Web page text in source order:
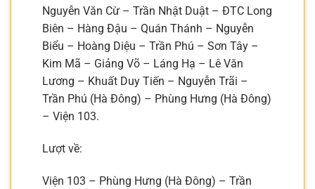
Nguyễn Văn Cừ – Trần Nhật Duật – ĐTC Long
Biên – Hàng Đậu – Quán Thánh – Nguyễn
Biểu – Hoàng Diệu – Trần Phú – Sơn Tây –
Kim Mã – Giảng Võ – Láng Hạ – Lê Văn
Lương – Khuất Duy Tiến – Nguyễn Trãi –
Trần Phú (Hà Đông) – Phùng Hưng (Hà Đông)
– Viện 103.
Lượt về:
Viện 103 – Phùng Hưng (Hà Đông) – Trần